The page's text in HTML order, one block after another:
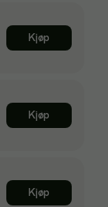
Kjøp
Kjøp
Kjøp